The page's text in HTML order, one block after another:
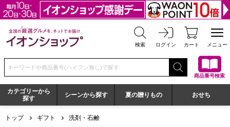
全国の厳選グルメを、ネットでお届け イオンショップ
検索 ログイン カート メニュー
検索キーワードまたは商品番号を入力してください
商品番号検索
カテゴリーから
探す
シーンから探す 夏の贈りもの おせち
トップ ギフト 洗剤・石鹸